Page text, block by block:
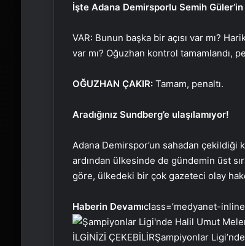
İşte Adana Demirsporlu Semih
VAR: Bunun başka bir açısı var mı?
var mı? Oğuzhan kontrol tamamlandı,
OĞUZHAN ÇAKIR:Tamam, penaltı.
Aradığınız Sundberg’e ulaşılamıyor!
Adana Demirspor’un sahadan çekildiği
ardından ülkesinde de gündemin üst
göre, ülkedeki bir çok gazeteci olay
Haberin Devamıclass=’medyanet-
İLGİNİZİ ÇEKEBİLİRŞampiyonlar